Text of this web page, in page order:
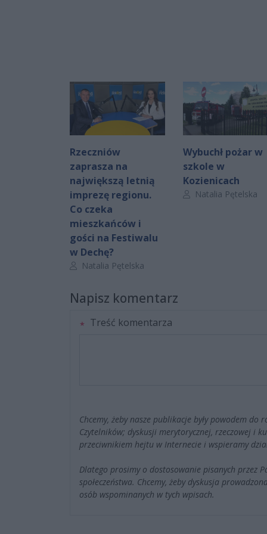
Rzeczniów
zaprasza na
największą letnią
imprezę regionu.
Co czeka
mieszkańców i
gości na Festiwalu
w Dechę?
Autor artykułu:
Natalia Pętelska
Wybuchł pożar w
szkole w
Kozienicach
Autor artykułu:
Natalia Pętelska
Napisz komentarz
Treść komentarza
Chcemy, żeby nasze publikacje były powodem
Czytelników; dyskusji merytorycznej, rzeczowej i
przeciwnikiem hejtu w Internecie i wspieramy
Dlatego prosimy o dostosowanie pisanych przez
społeczeństwa. Chcemy, żeby dyskusja
osób wspominanych w tych wpisach.